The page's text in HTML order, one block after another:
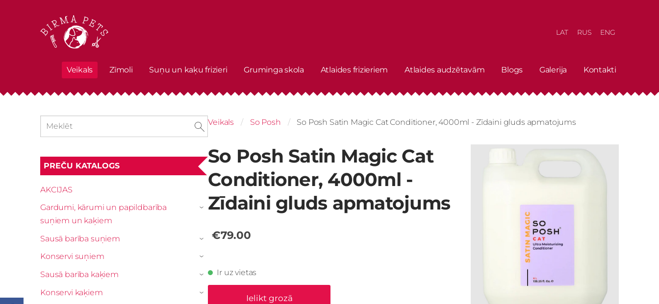
Veikals Zīmoli Suņu un kaķu frizieri Gruminga skola Atlaides frizieriem Atlaides audzētavām Blogs Galerija Kontakti
LAT RUS ENG
PREČU KATALOGS
AKCIJAS
Gardumi, kārumi un papildbarība
suņiem un kaķiem
›
Sausā barība suņiem ›
Konservi suņiem ›
Sausā barība kaķiem ›
Konservi kaķiem ›
Veikals So Posh So Posh Satin Magic Cat Conditioner, 4000ml - Zīdaini gluds apmatojums
So Posh Satin Magic Cat
Conditioner, 4000ml -
Zīdaini gluds apmatojums
€79.00
Ir uz vietas
Ielikt grozā